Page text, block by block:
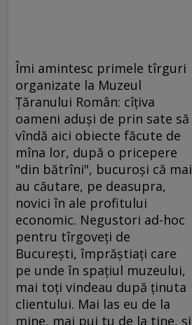
Îmi amintesc primele tîrguri
organizate la Muzeul
Ţăranului Român: cîţiva
oameni aduşi de prin sate să
vîndă aici obiecte făcute de
mîna lor, după o pricepere
"din bătrîni", bucuroşi că mai
au căutare, pe deasupra,
novici în ale profitului
economic. Negustori ad-hoc
pentru tîrgoveţi de
Bucureşti, împrăştiaţi care
pe unde în spaţiul muzeului,
mai toţi vindeau după ţinuta
clientului. Mai las eu de la
mine, mai pui tu de la tine, şi